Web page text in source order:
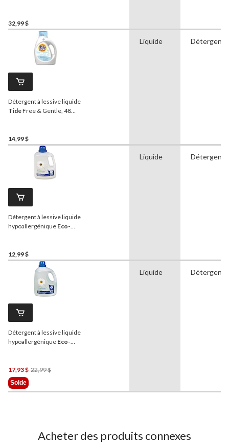
32,99 $
Détergent à lessive liquide
TideFree & Gentle, 48
14,99 $
Liquide Détergent
Détergent à lessive liquide
hypoallergénique Eco-
12,99 $
Liquide Détergent
Détergent à lessive liquide
hypoallergénique Eco-
17,93 $ 22,99 $Prix
22,99 $
Solde
Liquide Détergent
Acheter des produits connexes